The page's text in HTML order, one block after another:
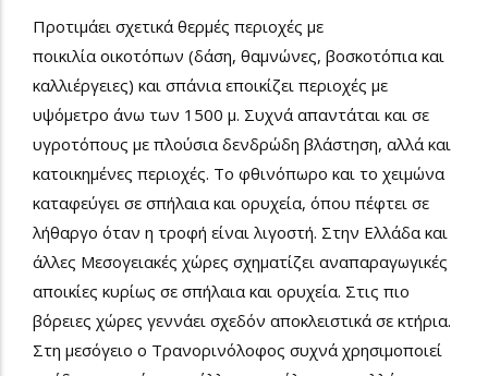
Προτιμάει σχετικά θερμές περιοχές με
ποικιλία οικοτόπων (δάση, θαμνώνες, βοσκοτόπια και
καλλιέργειες) και σπάνια εποικίζει περιοχές με
υψόμετρο άνω των 1500 μ. Συχνά απαντάται και σε
υγροτόπους με πλούσια δενδρώδη βλάστηση, αλλά και
κατοικημένες περιοχές. Το φθινόπωρο και το χειμώνα
καταφεύγει σε σπήλαια και ορυχεία, όπου πέφτει σε
λήθαργο όταν η τροφή είναι λιγοστή. Στην Ελλάδα και
άλλες Μεσογειακές χώρες σχηματίζει αναπαραγωγικές
αποικίες κυρίως σε σπήλαια και ορυχεία. Στις πιο
βόρειες χώρες γεννάει σχεδόν αποκλειστικά σε κτήρια.
Στη μεσόγειο ο Τρανορινόλοφος συχνά χρησιμοποιεί